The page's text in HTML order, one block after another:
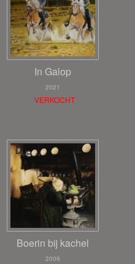
In Galop
2021
VERKOCHT
Boerin bij kachel
2009